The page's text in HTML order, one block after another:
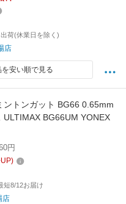
荷(休業日を除く)
店
を安い順で見る
ントンガット BG66 0.65mm
ULTIMAX BG66UM YONEX
円
短8/12お届け
店